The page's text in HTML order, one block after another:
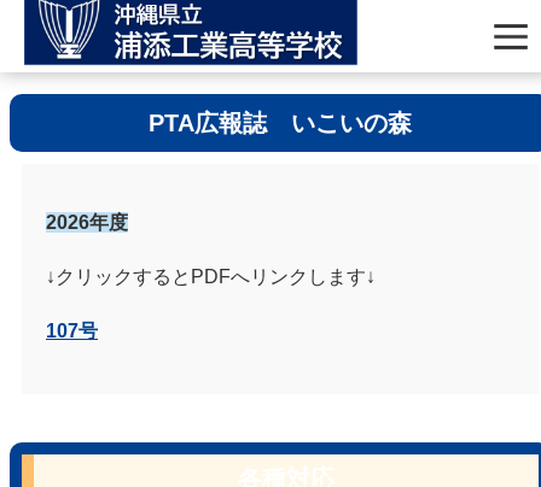
PTA広報誌 いこいの森
2026年度
↓クリックするとPDFへリンクします↓
107号